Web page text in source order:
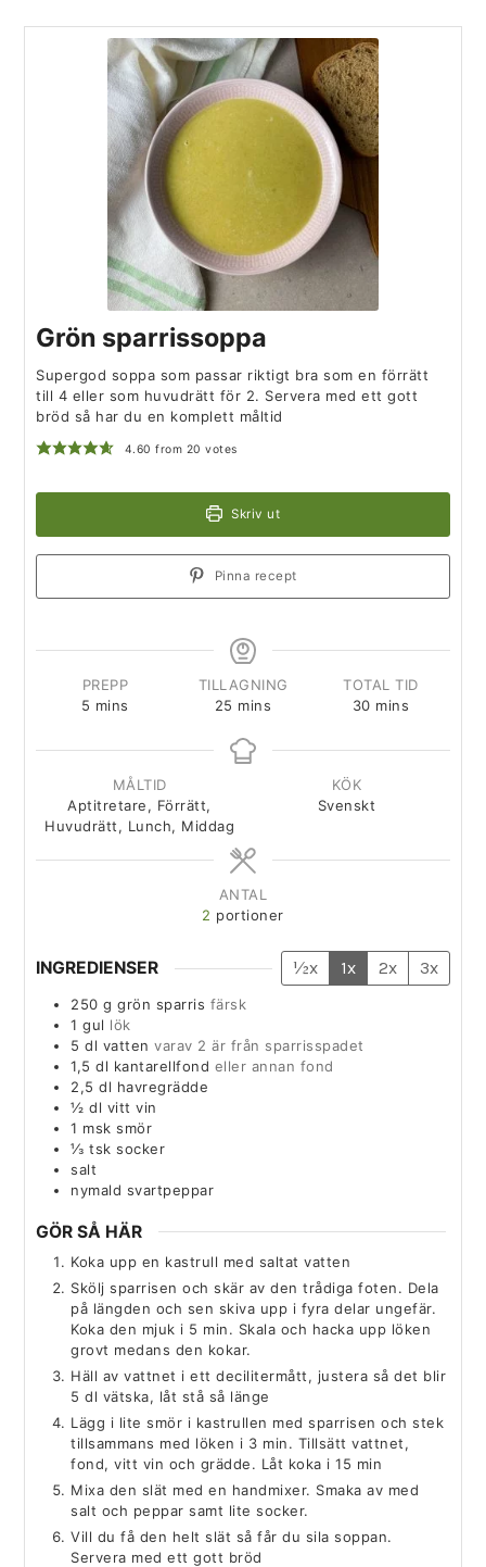
Grön sparrissoppa
Supergod soppa som passar riktigt bra som en förrätt
till 4 eller som huvudrätt för 2. Servera med ett gott
bröd så har du en komplett måltid
4.60 from 20 votes
Skriv ut
Pinna recept
PREPP
5 mins
TILLAGNING
25 mins
TOTAL TID
30 mins
MÅLTID
Aptitretare, Förrätt,
Huvudrätt, Lunch, Middag
KÖK
Svenskt
ANTAL
2 portioner
INGREDIENSER ½x 1x 2x 3x
250 g grön sparris färsk
1 gul lök
5 dl vatten varav 2 är från sparrisspadet
1,5 dl kantarellfond eller annan fond
2,5 dl havregrädde
½ dl vitt vin
1 msk smör
⅓ tsk socker
salt
nymald svartpeppar
GÖR SÅ HÄR
Koka upp en kastrull med saltat vatten
Skölj sparrisen och skär av den trådiga foten. Dela
på längden och sen skiva upp i fyra delar ungefär.
Koka den mjuk i 5 min. Skala och hacka upp löken
grovt medans den kokar.
Häll av vattnet i ett decilitermått, justera så det blir
5 dl vätska, låt stå så länge
Lägg i lite smör i kastrullen med sparrisen och stek
tillsammans med löken i 3 min. Tillsätt vattnet,
fond, vitt vin och grädde. Låt koka i 15 min
Mixa den slät med en handmixer. Smaka av med
salt och peppar samt lite socker.
Vill du få den helt slät så får du sila soppan.
Servera med ett gott bröd